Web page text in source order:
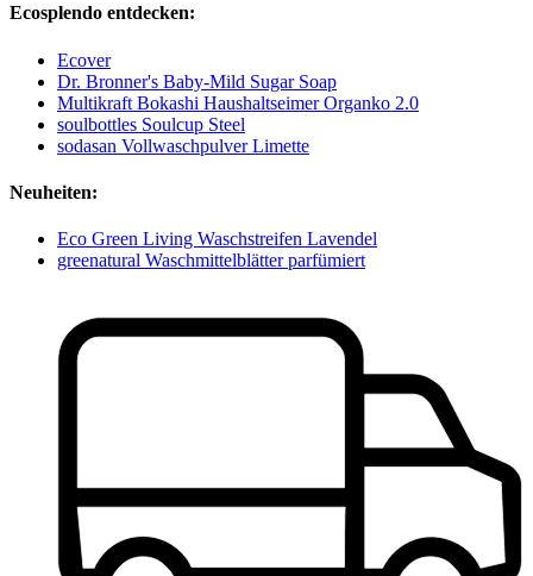
Ecosplendo entdecken:
Ecover
Dr. Bronner's Baby-Mild Sugar Soap
Multikraft Bokashi Haushaltseimer Organko 2.0
soulbottles Soulcup Steel
sodasan Vollwaschpulver Limette
Neuheiten:
Eco Green Living Waschstreifen Lavendel
greenatural Waschmittelblätter parfümiert